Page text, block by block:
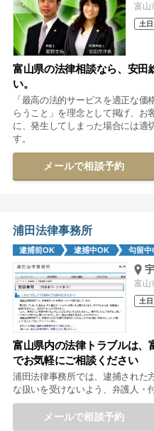
富山
土
富山県の法律相談なら、安田
い。
「最高の法的サービスを適正な
らうこと」を理念として掲げ、お
に、発生してしまった場合には適
す。
メールで相談予約
浦田法律事務所
逮捕前OK 逮捕中OK 勾留中
富山
土
富山県内の法律トラブルは、
でお気軽にご相談ください
浦田法律事務所では、逮捕された
な扱いを受けないよう、弁護人・
メールで相談予約